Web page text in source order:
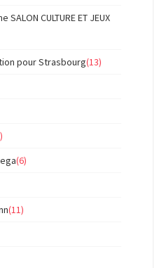
SALON CULTURE ET JEUX
pour Strasbourg(13)
(6)
(11)